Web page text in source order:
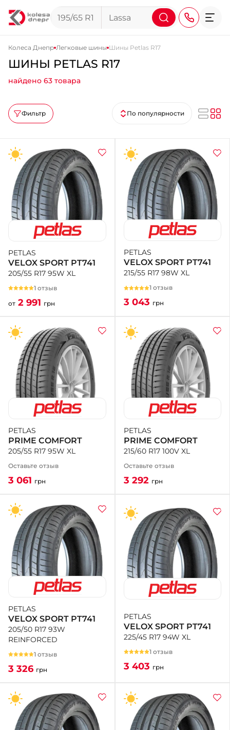
+38 (095) 276-44-44
+38 (067) 911-14-14
- на Щепкина
+38 (098) 911-911-0
- на Тополе
+38 (098) 911-911-4
- на Калиновой
+38 (077) 7-184-184
- Донецкое шоссе
+38 (050)-911-911-2
- Щепкина
+38 (099)-643-33-77
- Тополь
+38 (068)-923-74-19
- Калиновая
Колеса Днепр Легковые шины Шины Petlas R17
ШИНЫ PETLAS R17
найдено 63 товара
Фильтр По популярности
PETLAS
VELOX SPORT PT741
205/55 R17 95W XL
1 отзыв
от 2 991 грн
PETLAS
VELOX SPORT PT741
215/55 R17 98W XL
1 отзыв
3 043 грн
PETLAS
PRIME COMFORT
205/55 R17 95W XL
Оставьте отзыв
3 061 грн
PETLAS
PRIME COMFORT
215/60 R17 100V XL
Оставьте отзыв
3 292 грн
PETLAS
VELOX SPORT PT741
205/50 R17 93W
REINFORCED
1 отзыв
3 326 грн
PETLAS
VELOX SPORT PT741
225/45 R17 94W XL
1 отзыв
3 403 грн